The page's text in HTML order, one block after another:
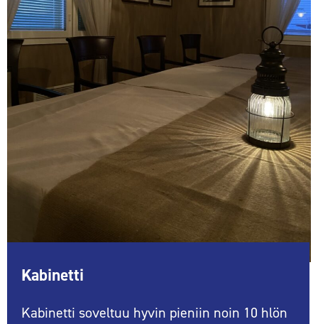
Kabinetti
Kabinetti soveltuu hyvin pieniin noin 10 hlön